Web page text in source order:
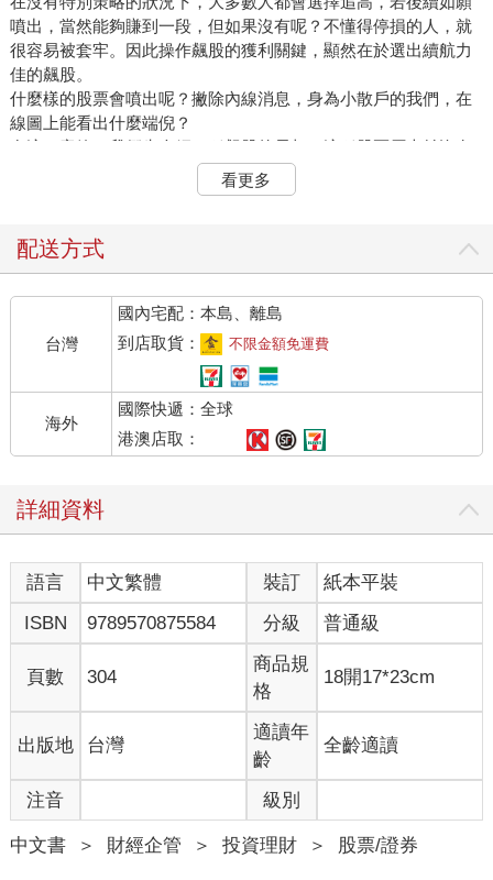
噴出，當然能夠賺到一段，但如果沒有呢？不懂得停損的人，就
很容易被套牢。因此操作飆股的獲利關鍵，顯然在於選出續航力
佳的飆股。
什麼樣的股票會噴出呢？撇除內線消息，身為小散戶的我們，在
線圖上能看出什麼端倪？
在這一章節，我們先介紹一種飆股的長相，這種股票原本並沒有
明顯漲勢，但在滿足特定條件以後，卻有機會大幅上漲，若能掌
握到起漲點並及時買進，就能賺到一筆可觀的價差。
2-1 上漲潛力的股票，我先找這種圖形
「三角收斂」型態。
何謂三角收斂？三角在哪裡？又要怎麼收斂？首先要觀察K 棒的
趨勢。K棒走勢是會有轉折的，有時上漲了再轉下去，下跌了再轉
上來，就像一座山會有山頂和山谷，連綿青山會有好幾個山頂和
山谷一樣。
當我們把K棒走勢的高點與高點相連，低點與低點相連，會形成兩
條趨勢線。隨著高點不再上推，或是低點沒有往下續推，兩條趨
勢線會逐漸靠近、收斂、交會，如同三角形的角。
稱三角。三角收斂會出現在盤整區間，為中繼型態，代表多空雙
方尚未分出勝負，市場正在累積能量，直到一方勝出，就會突破
收斂的價格區間。如果多方比較強，走勢就會突破上緣趨勢線，
我們只要趁這個時機順勢進場就好。
2-2 觀察型態，等待起漲訊號
不過在這一章，我們先不細講操作，將重點放在感受三角收斂的
走法，看看下列幾個例子。
2024/4/25 選出三角收斂型態（見圖表2-2），隨後在5/2 突破上
緣，接著盤整了幾週，但未達出場條件就抱著，盤整結束便一路
上漲（見圖表2-3）。
（2）晶彩科 3535
2024/5/7 選出比較大的三角收斂型態（見圖表2-4），之後在5/15
突破上緣走漲，經歷過一小段回測又繼續往上走（見圖表2-5）。
看更多
配送方式
台灣
國內宅配：本島、離島
到店取貨：
不限金額免運費
海外
國際快遞：全球
港澳店取：
詳細資料
語言 中文繁體 裝訂
紙本平裝
ISBN
9789570875584 分級 普通級
頁數 304
商品規
格
18開17*23cm
出版地 台灣
適讀年
齡
全齡適讀
注音 級別
中文書 ＞ 財經企管 ＞ 投資理財 ＞ 股票/證券